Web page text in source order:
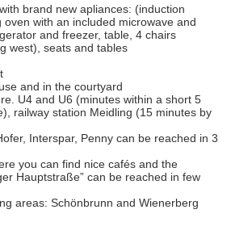
brand new apliances: (induction
with an included microwave and
and freezer, table, 4 chairs
west), seats and tables
and in the courtyard
U4 and U6 (minutes within a short 5
railway station Meidling (15 minutes by
Interspar, Penny can be reached in 3
you can find nice cafés and the
Hauptstraße” can be reached in few
areas: Schönbrunn and Wienerberg